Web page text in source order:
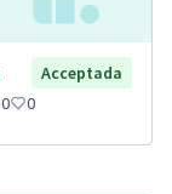
Acceptada
0 0